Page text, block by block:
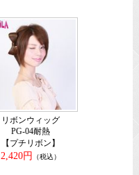
リボンウィッグ
PG-04耐熱
【プチリボン】
2,420円
（税込）